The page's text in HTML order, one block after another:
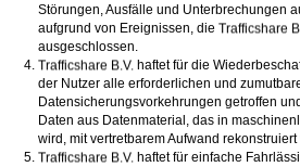
Störungen, Ausfälle und Unterbrechungen
aufgrund von Ereignissen, die
ausgeschlossen.
haftet für die
der Nutzer alle erforderlichen und
Datensicherungsvorkehrungen getroffen
Daten aus Datenmaterial, das in
wird, mit vertretbarem Aufwand
haftet für einfache